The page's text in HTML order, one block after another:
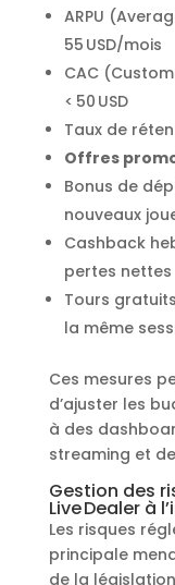
ARPU
55 USD/mois
CAC
< 50 USD
Taux de
Offres
Bonus de
nouveaux
Cashback
pertes
Tours
la même
Ces mesures
d’ajuster les
à des
streaming et
Gestion des
Live Dealer à
Les risques
principale
de la